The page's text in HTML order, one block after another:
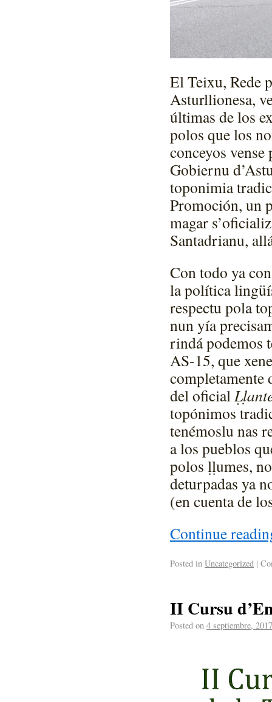
El Teixu, Rede
Asturllionesa,
últimas de los
polos que los
conceyos
Gobiernu
toponimia
Promoción, un
magar
Santadrianu,
Con todo ya
la política
respectu pola
nun yía
rindá podemos
AS-15, que
del oficial
topónimos
tenémoslu nas
a los pueblos
polos ḷḷumes,
deturpadas ya
(en cuenta de
Continue
Posted in Uncategorized |
II Cursu
Posted on 4 septiembre, 2017